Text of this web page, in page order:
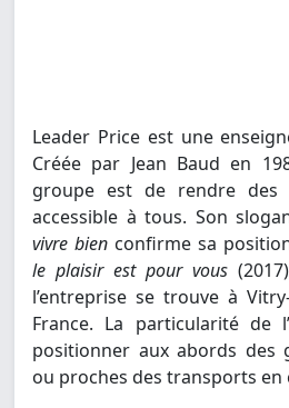
Leader Price est une
Créée par Jean Baud en
groupe est de rendre des
accessible à tous. Son
vivre bien confirme sa
le plaisir est pour vous
l’entreprise se trouve à
France. La particularité de
positionner aux abords des
ou proches des transports en